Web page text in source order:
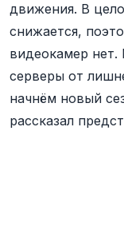
движения. В
снижается,
видеокамер
серверы от
начнём новый
рассказал